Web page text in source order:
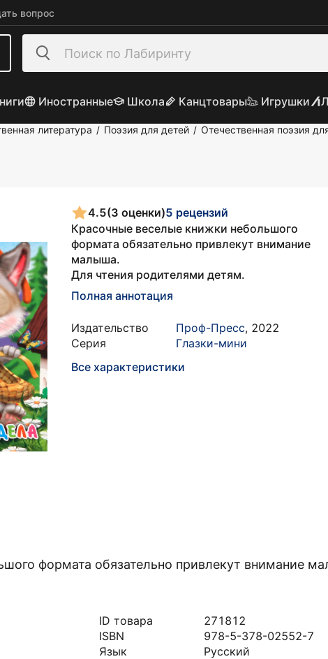
вопрос
Иностранные Школа Канцтовары Игрушки
литература / Поэзия для детей / Отечественная поэзия
4.5(3 оценки)5 рецензий
Красочные веселые книжки небольшого
формата обязательно привлекут внимание
малыша.
Для чтения родителями детям.
Полная аннотация
Издательство Проф-Пресс, 2022
Серия
Глазки-мини
Все характеристики
формата обязательно привлекут внимание
ID товара
271812
ISBN
978-5-378-02552-7
Язык
Русский